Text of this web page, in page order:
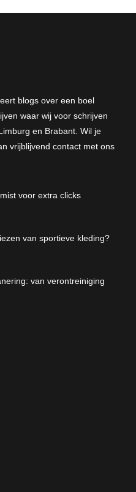
blogs over een boel
waar wij voor schrijven
en Brabant. Wil je
vrijblijvend contact met ons
voor extra clicks
van sportieve kleding?
van verontreiniging